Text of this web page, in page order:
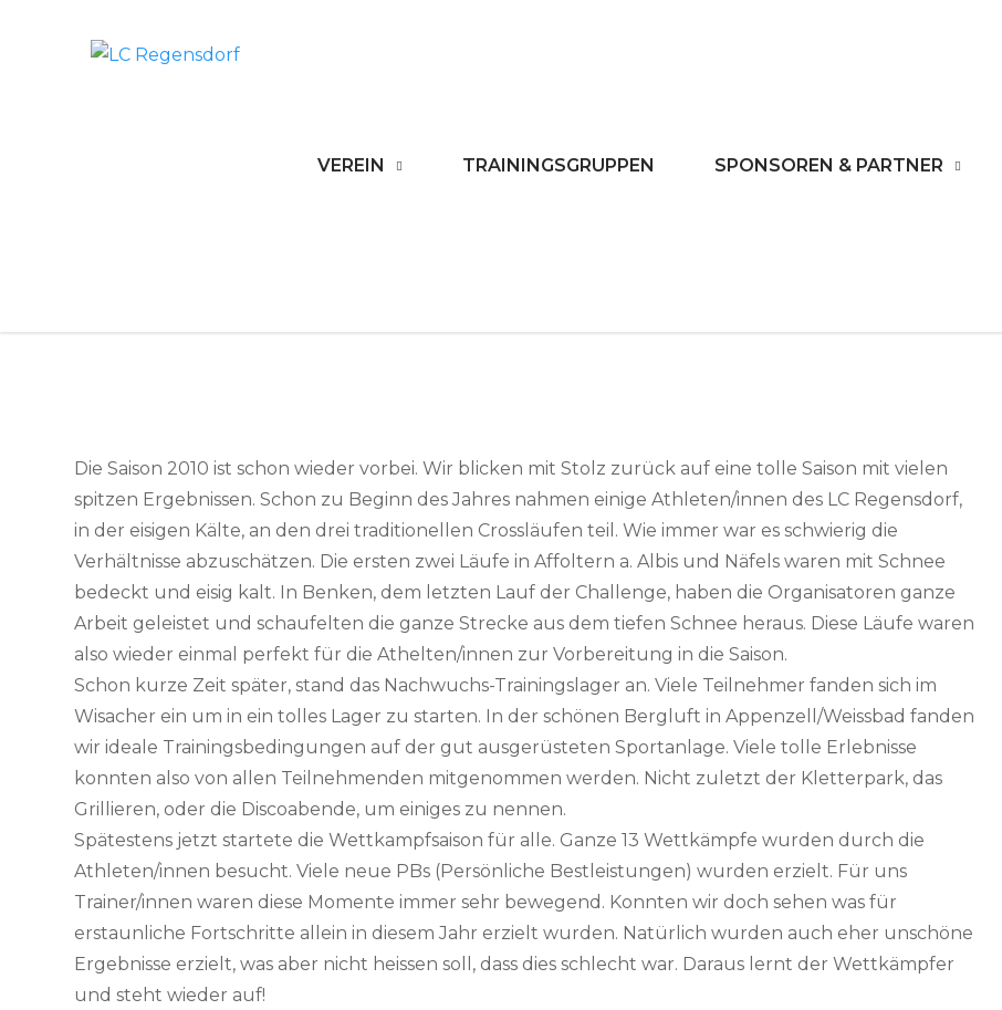
VEREIN TRAININGSGRUPPEN SPONSOREN & PARTNER
Die Saison 2010 ist schon wieder vorbei. Wir blicken mit Stolz zurück auf eine tolle Saison mit vielen
spitzen Ergebnissen. Schon zu Beginn des Jahres nahmen einige Athleten/innen des LC Regensdorf,
in der eisigen Kälte, an den drei traditionellen Crossläufen teil. Wie immer war es schwierig die
Verhältnisse abzuschätzen. Die ersten zwei Läufe in Affoltern a. Albis und Näfels waren mit Schnee
bedeckt und eisig kalt. In Benken, dem letzten Lauf der Challenge, haben die Organisatoren ganze
Arbeit geleistet und schaufelten die ganze Strecke aus dem tiefen Schnee heraus. Diese Läufe waren
also wieder einmal perfekt für die Athelten/innen zur Vorbereitung in die Saison.
Schon kurze Zeit später, stand das Nachwuchs-Trainingslager an. Viele Teilnehmer fanden sich im
Wisacher ein um in ein tolles Lager zu starten. In der schönen Bergluft in Appenzell/Weissbad fanden
wir ideale Trainingsbedingungen auf der gut ausgerüsteten Sportanlage. Viele tolle Erlebnisse
konnten also von allen Teilnehmenden mitgenommen werden. Nicht zuletzt der Kletterpark, das
Grillieren, oder die Discoabende, um einiges zu nennen.
Spätestens jetzt startete die Wettkampfsaison für alle. Ganze 13 Wettkämpfe wurden durch die
Athleten/innen besucht. Viele neue PBs (Persönliche Bestleistungen) wurden erzielt. Für uns
Trainer/innen waren diese Momente immer sehr bewegend. Konnten wir doch sehen was für
erstaunliche Fortschritte allein in diesem Jahr erzielt wurden. Natürlich wurden auch eher unschöne
Ergebnisse erzielt, was aber nicht heissen soll, dass dies schlecht war. Daraus lernt der Wettkämpfer
und steht wieder auf!